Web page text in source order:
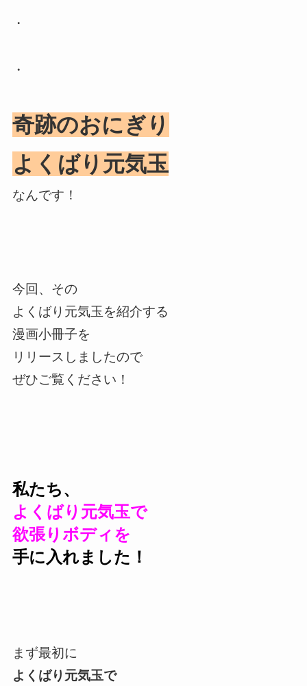
・
・
奇跡のおにぎり
よくばり元気玉
なんです！
今回、その
よくばり元気玉を紹介する
漫画小冊子を
リリースしましたので
ぜひご覧ください！
私たち、
よくばり元気玉で
欲張りボディを
手に入れました！
まず最初に
よくばり元気玉で